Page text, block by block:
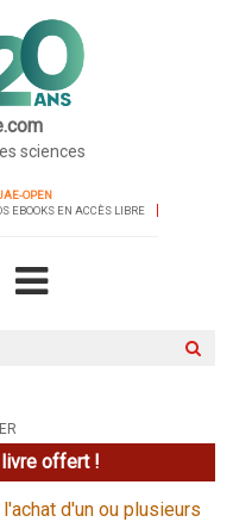
sciences
OPEN
EBOOKS EN ACCÈS LIBRE
livre offert !
l'achat d'un ou plusieurs